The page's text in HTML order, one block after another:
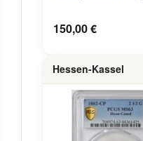
150,00 €
Hessen-Kassel